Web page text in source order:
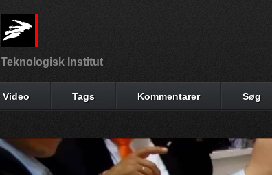
Teknologisk Institut
Video Tags Kommentarer Søg